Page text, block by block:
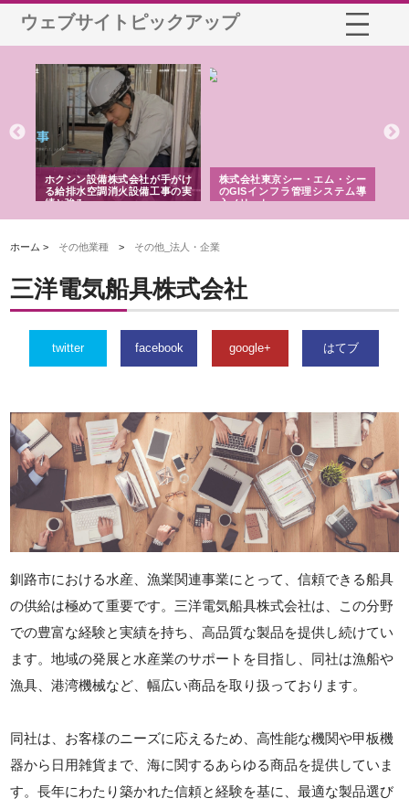
ウェブサイトピックアップ
ホクシン設備株式会社が手がけ
る給排水空調消火設備工事の実
績と強み
株式会社東京シー・エム・シー
のGISインフラ管理システム導
入メリット
ホーム > その他業種 > その他_法人・企業
三洋電気船具株式会社
twitter facebook google+ はてブ
釧路市における水産、漁業関連事業にとって、信頼できる船具
の供給は極めて重要です。三洋電気船具株式会社は、この分野
での豊富な経験と実績を持ち、高品質な製品を提供し続けてい
ます。地域の発展と水産業のサポートを目指し、同社は漁船や
漁具、港湾機械など、幅広い商品を取り扱っております。
同社は、お客様のニーズに応えるため、高性能な機関や甲板機
器から日用雑貨まで、海に関するあらゆる商品を提供していま
す。長年にわたり築かれた信頼と経験を基に、最適な製品選び